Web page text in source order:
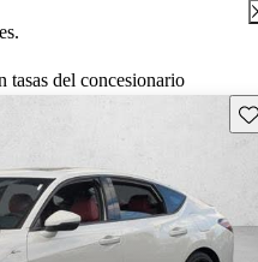
tasas del concesionario